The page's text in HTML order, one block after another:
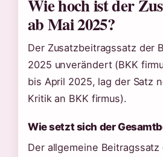
Wie hoch ist der
ab Mai 2025?
Der Zusatzbeitragssatz der
2025 unverändert (BKK
bis April 2025, lag der Satz
Kritik an BKK firmus).
Wie setzt sich der
Der allgemeine